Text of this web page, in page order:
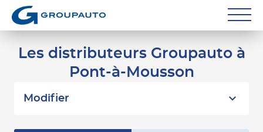
Carrossiers
Les distributeurs Groupauto à
Pont-à-Mousson
Modifier